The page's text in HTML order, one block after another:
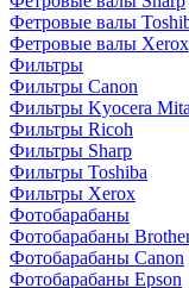
Фетровые валы
Фетровые валы Xerox
Фильтры
Фильтры Canon
Фильтры Kyocera Mita
Фильтры Ricoh
Фильтры Sharp
Фильтры Toshiba
Фильтры Xerox
Фотобарабаны
Фотобарабаны
Фотобарабаны Canon
Фотобарабаны Epson